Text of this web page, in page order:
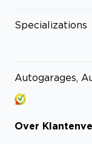
Specializations
Autogarages,
Over